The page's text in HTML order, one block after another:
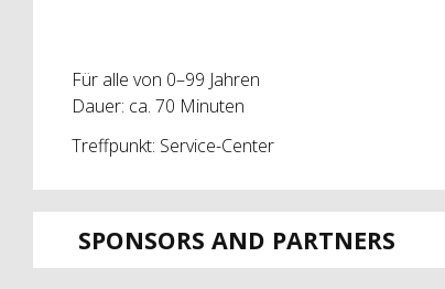
Für alle von 0–99 Jahren
Dauer: ca. 70 Minuten
Treffpunkt: Service-Center
SPONSORS AND PARTNERS